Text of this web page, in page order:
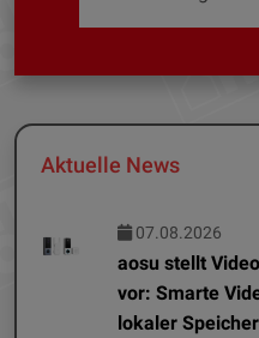
Aktuelle News
07.08.2026
aosu stellt
vor: Smarte
lokaler